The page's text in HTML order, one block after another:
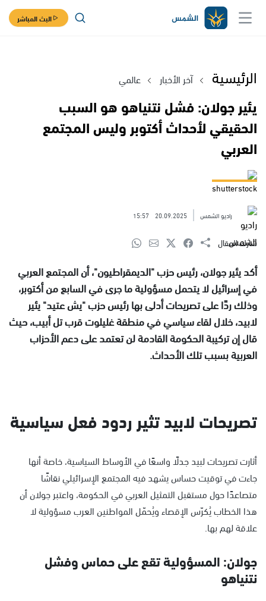
البث المباشر
الرئيسية آخر الأخبار عالمي
يئير جولان: فشل نتنياهو هو السبب
الحقيقي لأحداث أكتوبر وليس المجتمع
العربي
shutterstock
راديو الشمس 20.09.2025
15:57
شارك المقال
أكد يئير جولان، رئيس حزب "الديمقراطيون"، أن المجتمع العربي
في إسرائيل لا يتحمل مسؤولية ما جرى في السابع من أكتوبر،
وذلك ردًا على تصريحات أدلى بها رئيس حزب "يش عتيد" يئير
لابيد، خلال لقاء سياسي في منطقة غليلوت قرب تل أبيب، حيث
قال إن تركيبة الحكومة القادمة لن تعتمد على دعم الأحزاب
العربية بسبب تلك الأحداث.
تصريحات لابيد تثير ردود فعل سياسية
أثارت تصريحات لبيد جدلًا واسعًا في الأوساط السياسية، خاصة أنها
جاءت في توقيت حساس يشهد فيه المجتمع الإسرائيلي نقاشًا
متصاعدًا حول مستقبل التمثيل العربي في الحكومة، واعتبر جولان أن
هذا الخطاب يُكرّس الإقصاء ويُحمّل المواطنين العرب مسؤولية لا
علاقة لهم بها.
جولان: المسؤولية تقع على حماس وفشل
نتنياهو